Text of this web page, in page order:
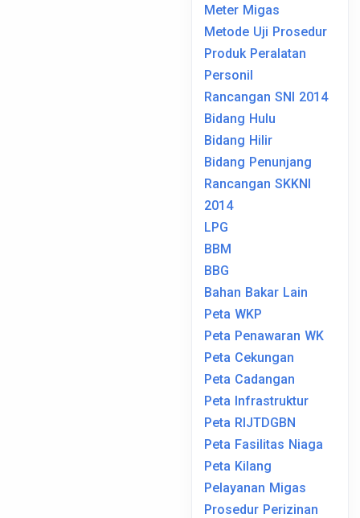
Meter Migas
Metode Uji Prosedur
Produk Peralatan
Personil
Rancangan SNI 2014
Bidang Hulu
Bidang Hilir
Bidang Penunjang
Rancangan SKKNI
2014
LPG
BBM
BBG
Bahan Bakar Lain
Peta WKP
Peta Penawaran WK
Peta Cekungan
Peta Cadangan
Peta Infrastruktur
Peta RIJTDGBN
Peta Fasilitas Niaga
Peta Kilang
Pelayanan Migas
Prosedur Perizinan